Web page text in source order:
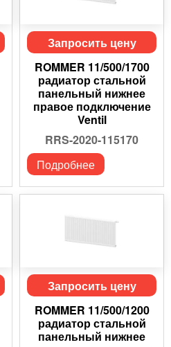
Запросить цену
ROMMER 11/500/1700
радиатор стальной
панельный нижнее
правое подключение
Ventil
RRS-2020-115170
Подробнее
Запросить цену
ROMMER 11/500/1200
радиатор стальной
панельный нижнее